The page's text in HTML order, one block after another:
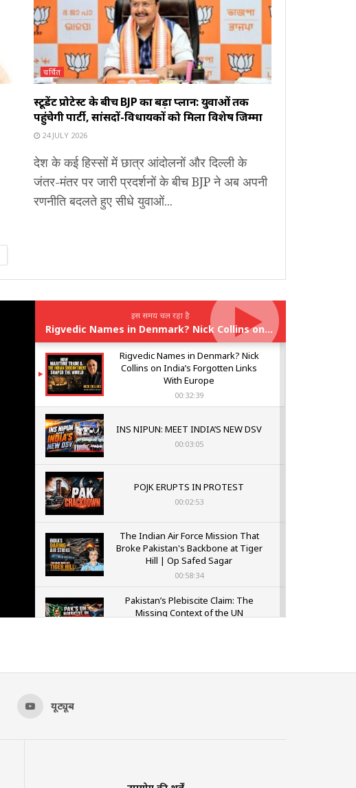
चर्चित
स्टूडेंट प्रोटेस्ट के बीच BJP का बड़ा प्लान: युवाओं तक
पहुंचेगी पार्टी, सांसदों-विधायकों को मिला विशेष जिम्मा
24 JULY 2026
देश के कई हिस्सों में छात्र आंदोलनों और दिल्ली के
जंतर-मंतर पर जारी प्रदर्शनों के बीच BJP ने अब अपनी
रणनीति बदलते हुए सीधे युवाओं...
इस समय चल रहा है
Rigvedic Names in Denmark? Nick Collins on India’s Forgotten Links With Europe
Rigvedic Names in Denmark? Nick
Collins on India’s Forgotten Links
With Europe
00:32:39
INS NIPUN: MEET INDIA’S NEW DSV
00:03:05
POJK ERUPTS IN PROTEST
00:02:53
The Indian Air Force Mission That
Broke Pakistan's Backbone at Tiger
Hill | Op Safed Sagar
00:58:34
Pakistan’s Plebiscite Claim: The
Missing Context of the UN
यूट्यूब